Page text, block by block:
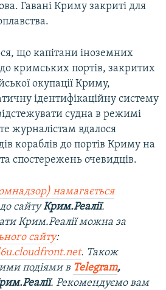
Гавані Криму закриті для
що капітани іноземних
до кримських портів, закритих
окупації Криму,
ідентифікаційну систему
судна в режимі
журналістам вдалося
кораблів до портів Криму на
спостережень очевидців.
намагається
сайтуКрим.Реалії.
Крим.Реалії можна за
сайту:
. Також
подіями в Telegram,
. Рекомендуємо вам